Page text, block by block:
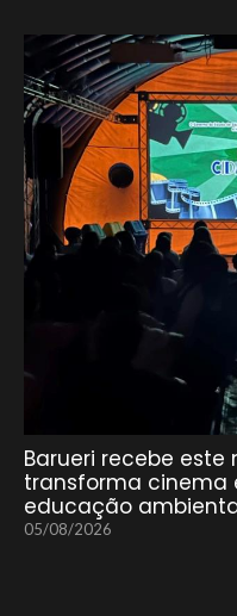
Barueri recebe este
transforma cinema
educação
05/08/2026